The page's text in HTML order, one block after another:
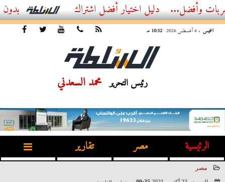
أفضل اشتراك IPTV بدون تقطيع 2026 – دليل المشاهد العصري
الخميس ، 6 أغسطس 2026 10:32 مـ
رئيس التحرير محمد السعدني
الرئيسية مصر تقارير
مصر